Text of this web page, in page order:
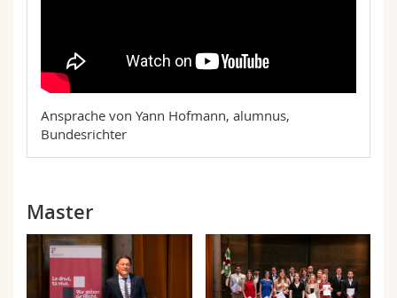
Ansprache von Yann Hofmann, alumnus,
Bundesrichter
Master